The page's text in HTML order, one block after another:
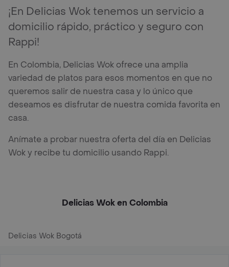
¡En Delicias Wok tenemos un servicio a
domicilio rápido, práctico y seguro con
Rappi!
En Colombia, Delicias Wok ofrece una amplia
variedad de platos para esos momentos en que no
queremos salir de nuestra casa y lo único que
deseamos es disfrutar de nuestra comida favorita en
casa.
Anímate a probar nuestra oferta del día en Delicias
Wok y recibe tu domicilio usando Rappi.
Delicias Wok en Colombia
Delicias Wok Bogotá